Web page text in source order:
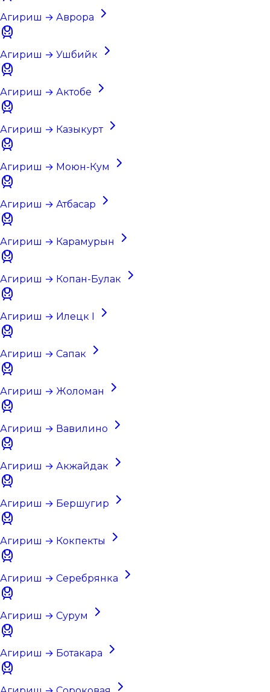
Агириш → Аврора
Агириш → Ушбийк
Агириш → Актобе
Агириш → Казыкурт
Агириш → Моюн-Кум
Агириш → Атбасар
Агириш → Карамурын
Агириш → Копан-Булак
Агириш → Илецк I
Агириш → Сапак
Агириш → Жоломан
Агириш → Вавилино
Агириш → Акжайдак
Агириш → Бершугир
Агириш → Кокпекты
Агириш → Серебрянка
Агириш → Сурум
Агириш → Ботакара